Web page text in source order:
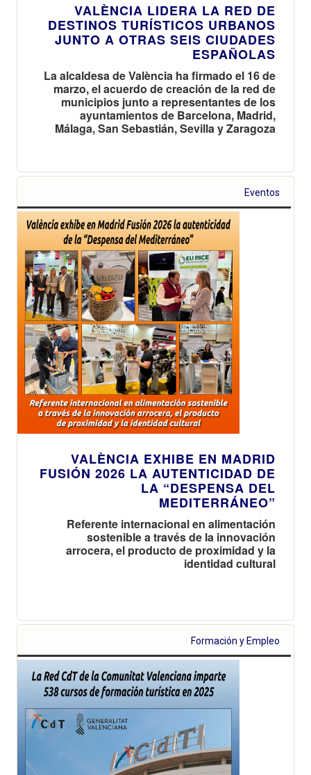
VALÈNCIA LIDERA LA RED DE
DESTINOS TURÍSTICOS URBANOS
JUNTO A OTRAS SEIS CIUDADES
ESPAÑOLAS
La alcaldesa de València ha firmado el 16 de
marzo, el acuerdo de creación de la red de
municipios junto a representantes de los
ayuntamientos de Barcelona, Madrid,
Málaga, San Sebastián, Sevilla y Zaragoza
Eventos
VALÈNCIA EXHIBE EN MADRID
FUSIÓN 2026 LA AUTENTICIDAD DE
LA “DESPENSA DEL
MEDITERRÁNEO”
Referente internacional en alimentación
sostenible a través de la innovación
arrocera, el producto de proximidad y la
identidad cultural
Formación y Empleo